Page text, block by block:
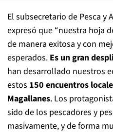
El subsecretario de Pesca y
expresó que “nuestra hoja
de manera exitosa y con
esperados. Es un gran
han desarrollado nuestros
estos 150 encuentros
Magallanes. Los
sido de los pescadores y
masivamente, y de forma